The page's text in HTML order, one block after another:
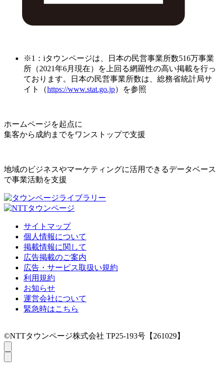
※1：iタウンページは、日本の民営事業所数516万事業
所（2021年6月現在）を上回る網羅性の高い掲載を行っ
ております。日本の民営事業所数は、総務省統計局サ
イト（https://www.stat.go.jp）を参照
ホームページを起点に
集客から成約までをワンストップで支援
地域のビジネスやマーケティングに活用できるデータベース
で事業活動を支援
サイトマップ
個人情報について
掲載情報に関して
広告掲載のご案内
広告・サービス取扱い規約
利用規約
お知らせ
運営会社について
緊急時はこちら
©NTTタウンページ株式会社 TP25-193号【261029】